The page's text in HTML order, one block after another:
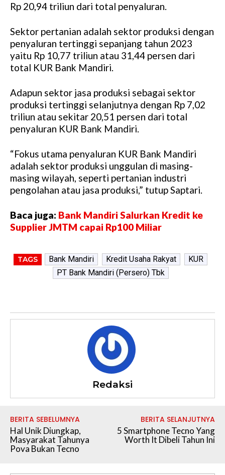
Rp 20,94 triliun dari total penyaluran.
Sektor pertanian adalah sektor produksi dengan
penyaluran tertinggi sepanjang tahun 2023
yaitu Rp 10,77 triliun atau 31,44 persen dari
total KUR Bank Mandiri.
Adapun sektor jasa produksi sebagai sektor
produksi tertinggi selanjutnya dengan Rp 7,02
triliun atau sekitar 20,51 persen dari total
penyaluran KUR Bank Mandiri.
“Fokus utama penyaluran KUR Bank Mandiri
adalah sektor produksi unggulan di masing-
masing wilayah, seperti pertanian industri
pengolahan atau jasa produksi,” tutup Saptari.
Baca juga: Bank Mandiri Salurkan Kredit ke
Supplier JMTM capai Rp100 Miliar
TAGS Bank Mandiri Kredit Usaha Rakyat
KUR
PT Bank Mandiri (Persero) Tbk
Redaksi
BERITA SEBELUMNYA
Hal Unik Diungkap,
Masyarakat Tahunya
Pova Bukan Tecno
BERITA SELANJUTNYA
5 Smartphone Tecno Yang
Worth It Dibeli Tahun Ini